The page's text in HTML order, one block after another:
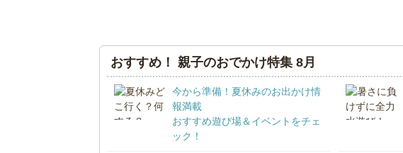
おすすめ！ 親子のおでかけ特集 8月
今から準備！夏休みのお出かけ情
報満載
おすすめ遊び場＆イベントをチェ
ック！